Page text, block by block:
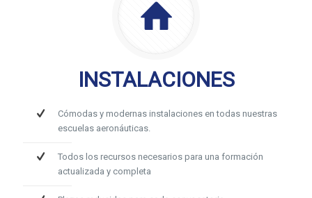
INSTALACIONES
Cómodas y modernas instalaciones en todas nuestras
escuelas aeronáuticas.
Todos los recursos necesarios para una formación
actualizada y completa